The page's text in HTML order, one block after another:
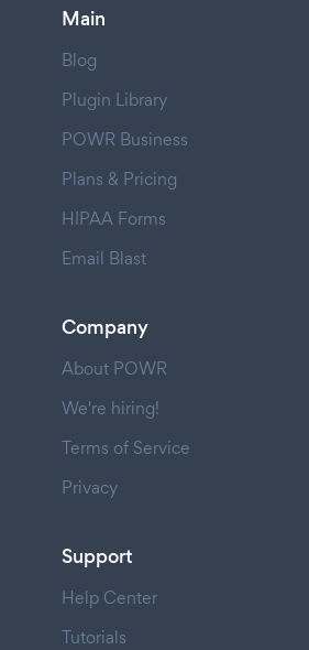
Main
Blog
Plugin Library
POWR Business
Plans & Pricing
HIPAA Forms
Email Blast
Company
About POWR
We're hiring!
Terms of Service
Privacy
Support
Help Center
Tutorials